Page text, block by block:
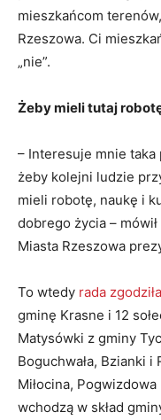
mieszkańcom
Rzeszowa. Ci
„nie”.
Żeby mieli tutaj
– Interesuje mnie taka
żeby kolejni ludzie
mieli robotę, naukę i
dobrego życia –
Miasta Rzeszowa
To wtedy rada
gminę Krasne i 12
Matysówki z gminy
Boguchwała, Bzianki
Miłocina,
wchodzą w skład